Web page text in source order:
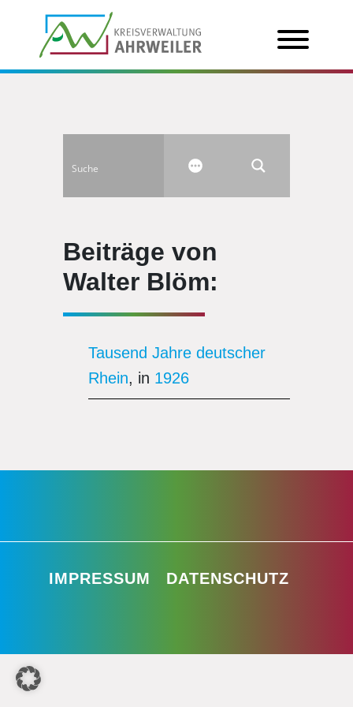
Beiträge von
Walter Blöm:
Tausend Jahre deutscher
Rhein, in 1926
IMPRESSUM DATENSCHUTZ